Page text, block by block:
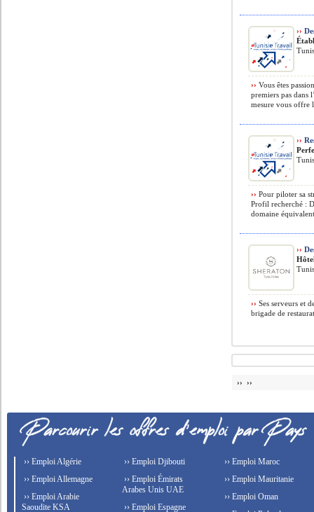
››
›› Vous êtes
premiers pas dans
mesure vous offre
››
›› Pour piloter sa
Profil recherché :
domaine
››
›› Ses serveurs et
brigade de
›› ››
›› Emploi Algérie
›› Emploi Allemagne
›› Emploi Arabie
Saoudite KSA
›› Emploi Djibouti
›› Emploi Émirats
Arabes Unis UAE
›› Emploi Espagne
›› Emploi Maroc
›› Emploi Mauritanie
›› Emploi Oman